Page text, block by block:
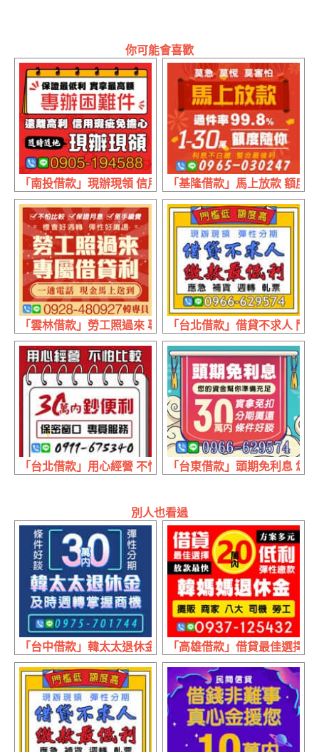
你可能會喜歡
「南投借款」現辦現領 信用瑕疵免擔心 | 保證最低利 實拿
「基隆借款」馬上放款 額度
「雲林借款」勞工照過來 專屬借貸利息 | 不怕比較 保證月息
「台北借款」借貸不求人 門
「台北借款」用心經營 不怕比較 | 30萬內 保密窗口專員服務
「台東借款」頭期免利息 您
別人也看過
「台中借款」韓太太退休金 即時周轉掌握商機 | 30萬內 條
「高雄借款」借貸最佳選擇